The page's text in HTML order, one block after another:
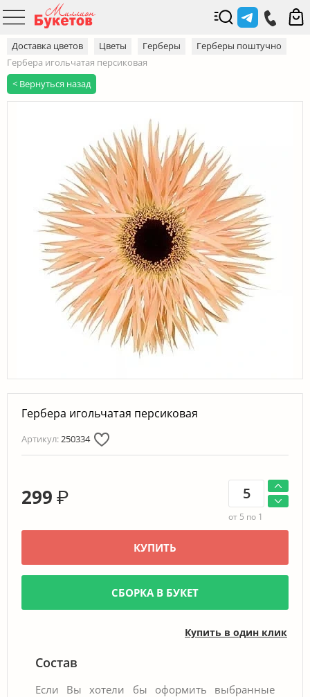
Доставка цветов Цветы Герберы
Герберы поштучно
Гербера игольчатая персиковая
< Вернуться назад
Гербера игольчатая персиковая
Артикул: 250334
299 ₽
от 5 по 1
КУПИТЬ
СБОРКА В БУКЕТ
Купить в один клик
Состав
Если Вы хотели бы оформить выбранные